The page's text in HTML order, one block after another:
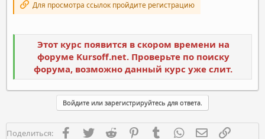
Для просмотра ссылок пройдите регистрацию
Этот курс появится в скором времени на
форуме Kursoff.net. Проверьте по поиску
форума, возможно данный курс уже слит.
Войдите или зарегистрируйтесь для ответа.
Поделиться: FacebookTwitter Reddit PinterestTumblr WhatsAppЭлектронная